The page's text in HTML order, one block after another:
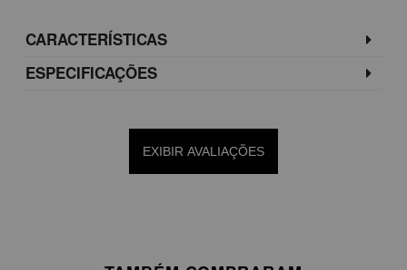
CARACTERÍSTICAS
ESPECIFICAÇÕES
EXIBIR AVALIAÇÕES